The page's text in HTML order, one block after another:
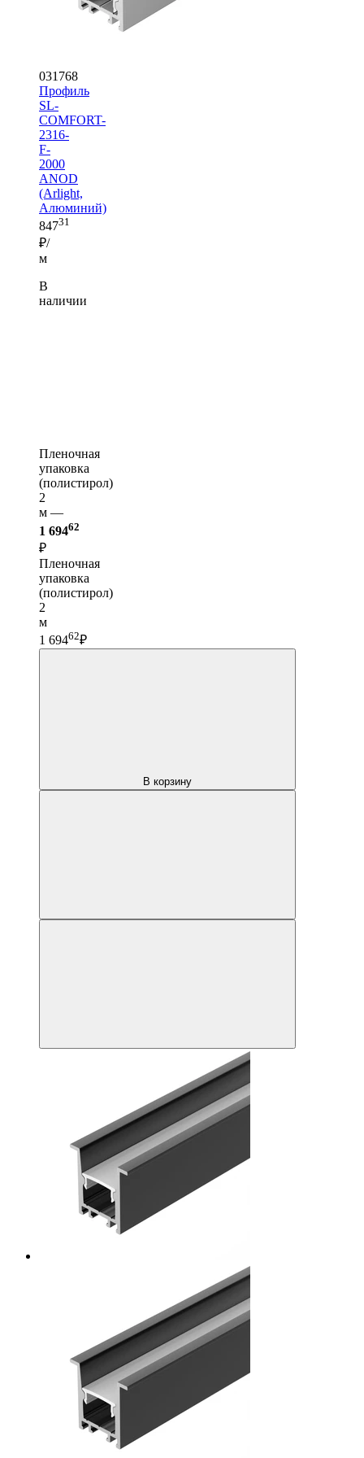
031768
Профиль
SL-
COMFORT-
2316-
F-
2000
ANOD
(Arlight,
Алюминий)
84731
₽/
м
В
наличии
Пленочная
упаковка
(полистирол)
2
м —
1 69462
₽
Пленочная
упаковка
(полистирол)
2
м
1 69462₽
В корзину